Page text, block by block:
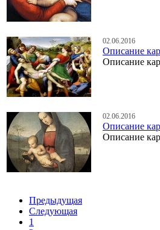
02.06.2016
Описание
Описание
02.06.2016
Описание
Описание
Предыдущая
Следующая
1